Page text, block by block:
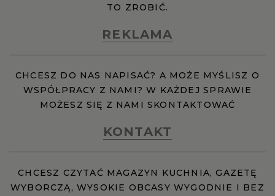
TO ZROBIĆ.
REKLAMA
CHCESZ DO NAS NAPISAĆ? A MOŻE MYŚLISZ O
WSPÓŁPRACY Z NAMI? W KAŻDEJ SPRAWIE
MOŻESZ SIĘ Z NAMI SKONTAKTOWAĆ
KONTAKT
CHCESZ CZYTAĆ MAGAZYN KUCHNIA, GAZETĘ
WYBORCZĄ, WYSOKIE OBCASY WYGODNIE I BEZ